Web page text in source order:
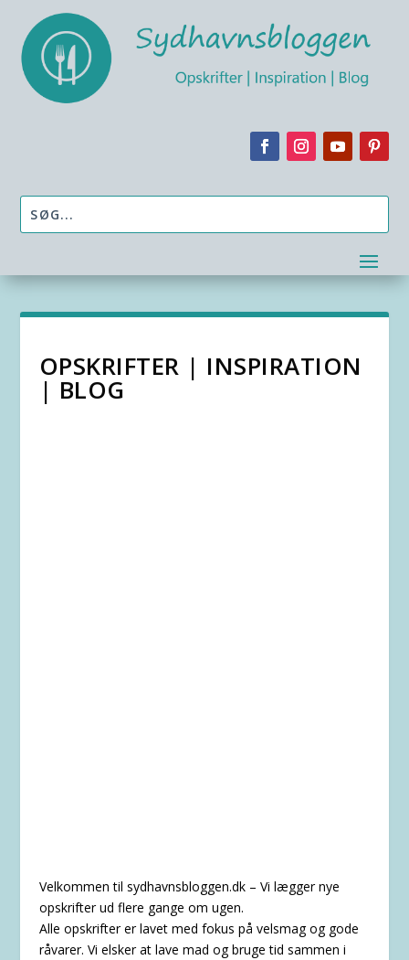
OPSKRIFTER | INSPIRATION
| BLOG
Velkommen til sydhavnsbloggen.dk – Vi lægger nye
opskrifter ud flere gange om ugen.
Alle opskrifter er lavet med fokus på velsmag og gode
råvarer. Vi elsker at lave mad og bruge tid sammen i